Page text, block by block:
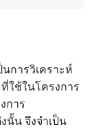
นการวิเคราะห์
ใช้ในโครงการ
การ
นั้น จึงจำเป็น